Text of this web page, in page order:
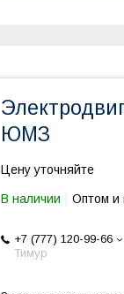
ЮМЗ
Цену уточняйте
В наличии Оптом и
+7 (777) 120-99-66
Тимур